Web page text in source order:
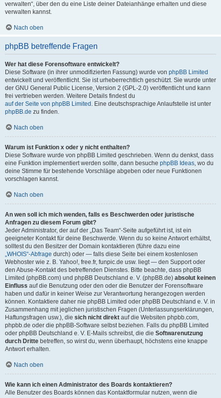
verwalten“, über den du eine Liste deiner Dateianhänge erhalten und diese
verwalten kannst.
Nach oben
phpBB betreffende Fragen
Wer hat diese Forensoftware entwickelt?
Diese Software (in ihrer unmodifizierten Fassung) wurde von phpBB Limited
entwickelt und veröffentlicht. Sie ist urheberrechtlich geschützt. Sie wurde unter
der GNU General Public License, Version 2 (GPL-2.0) veröffentlicht und kann
frei vertrieben werden. Weitere Details findest du
auf der Seite von phpBB Limited . Eine deutschsprachige Anlaufstelle ist unter
phpBB.de zu finden.
Nach oben
Warum ist Funktion x oder y nicht enthalten?
Diese Software wurde von phpBB Limited geschrieben. Wenn du denkst, dass
eine Funktion implementiert werden sollte, dann besuche phpBB Ideas, wo du
deine Stimme für bestehende Vorschläge abgeben oder neue Funktionen
vorschlagen kannst.
Nach oben
An wen soll ich mich wenden, falls es Beschwerden oder juristische
Anfragen zu diesem Forum gibt?
Jeder Administrator, der auf der „Das Team“-Seite aufgeführt ist, ist ein
geeigneter Kontakt für deine Beschwerde. Wenn du so keine Antwort erhältst,
solltest du den Besitzer der Domain kontaktieren (führe dazu eine
„WHOIS“-Abfrage durch) oder — falls diese Seite bei einem kostenlosen
Webhoster wie z. B. Yahoo!, free.fr, funpic.de usw. liegt — den Support oder
den Abuse-Kontakt des betreffenden Dienstes. Bitte beachte, dass phpBB
Limited (phpBB.com) und phpBB Deutschland e. V. (phpBB.de) absolut keinen
Einfluss auf die Benutzung oder den oder die Benutzer der Forensoftware
haben und dafür in keiner Weise zur Verantwortung herangezogen werden
können. Kontaktiere daher nie phpBB Limited oder phpBB Deutschland e. V. in
Zusammenhang mit jeglichen juristischen Fragen (Unterlassungserklärungen,
Haftungsfragen usw.), die sich nicht direkt auf die Websiten phpbb.com,
phpbb.de oder die phpBB-Software selbst beziehen. Falls du phpBB Limited
oder phpBB Deutschland e. V. E-Mails schreibst, die die Softwarenutzung
durch Dritte betreffen, so wirst du, wenn überhaupt, höchstens eine knappe
Antwort erhalten.
Nach oben
Wie kann ich einen Administrator des Boards kontaktieren?
Alle Benutzer des Boards können das Kontaktformular nutzen, wenn die